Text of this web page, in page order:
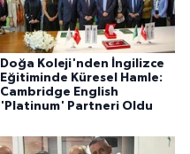
Doğa Koleji'nden İngilizce
Eğitiminde Küresel Hamle:
Cambridge English
'Platinum' Partneri Oldu